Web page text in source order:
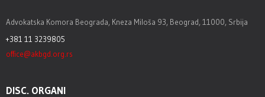
Advokatska Komora Beograda, Kneza Miloša 93, Beograd, 11000, Srbija
+381 11 3239805
office@akbgd.org.rs
DISC. ORGANI